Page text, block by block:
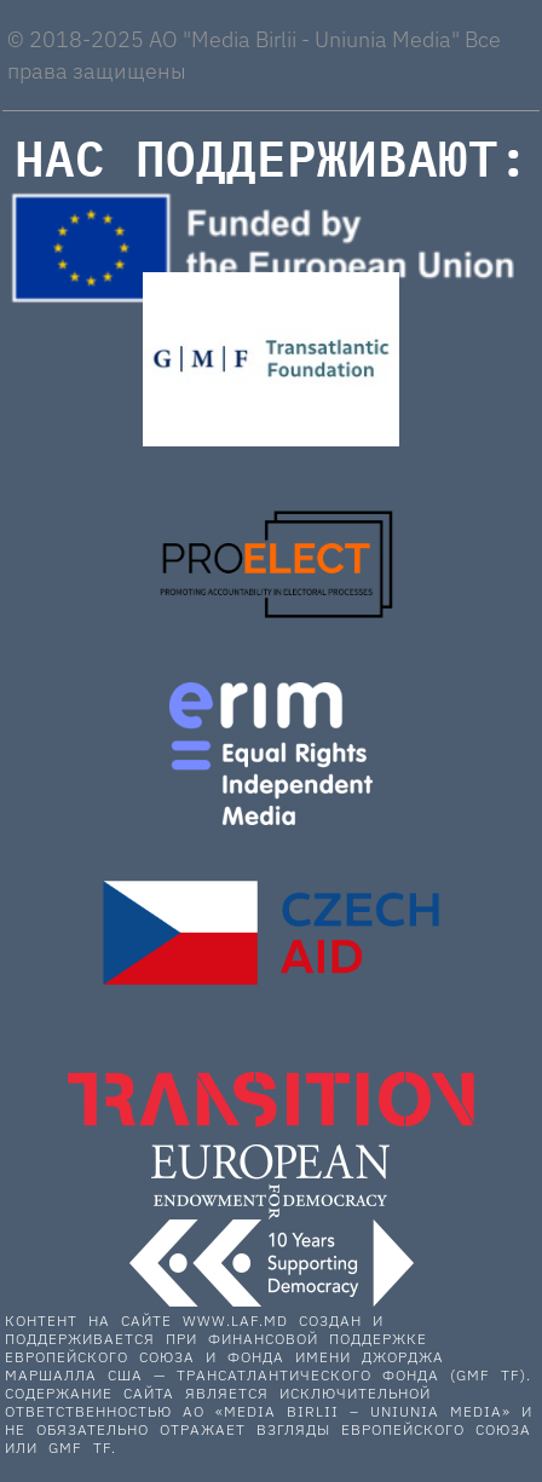
© 2018-2025 AO "Media Birlii - Uniunia Media" Все
права защищены
НАС ПОДДЕРЖИВАЮТ:
КОНТЕНТ НА САЙТЕ WWW.LAF.MD СОЗДАН И
ПОДДЕРЖИВАЕТСЯ ПРИ ФИНАНСОВОЙ ПОДДЕРЖКЕ
ЕВРОПЕЙСКОГО СОЮЗА И ФОНДА ИМЕНИ ДЖОРДЖА
МАРШАЛЛА США — ТРАНСАТЛАНТИЧЕСКОГО ФОНДА (GMF TF).
СОДЕРЖАНИЕ САЙТА ЯВЛЯЕТСЯ ИСКЛЮЧИТЕЛЬНОЙ
ОТВЕТСТВЕННОСТЬЮ АО «MEDIA BIRLII – UNIUNIA MEDIA» И
НЕ ОБЯЗАТЕЛЬНО ОТРАЖАЕТ ВЗГЛЯДЫ ЕВРОПЕЙСКОГО СОЮЗА
ИЛИ GMF TF.